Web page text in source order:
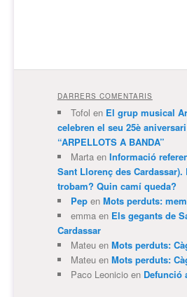
DARRERS COMENTARIS
Tofol en El grup musical
celebren el seu 25è
“ARPELLOTS A BANDA”
Martaen Informació
Sant Llorenç des
trobam? Quin camí queda?
Pepen Mots perduts:
emmaen Els gegants de
Cardassar
Mateuen Mots perduts:
Mateuen Mots perduts:
Paco Leonicioen Defunció